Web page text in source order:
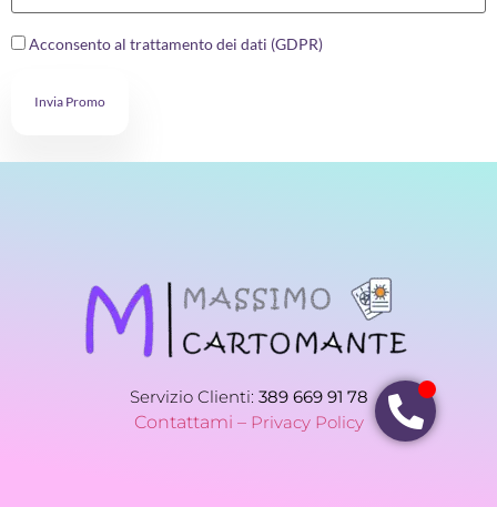
Acconsento al trattamento dei dati (GDPR)
Invia Promo
Servizio Clienti: 389 669 91 78
Contattami – Privacy Policy